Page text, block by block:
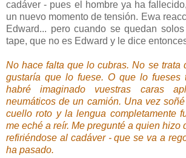
cadáver - pues el hombre ya ha
un nuevo momento de tensión. Ewa
Edward... pero cuando se quedan
tape, que no es Edward y le dice
No hace falta que lo cubras. No se trata
gustaría que lo fuese. O que lo fueses
habré imaginado vuestras caras
neumáticos de un camión. Una vez
cuello roto y la lengua completamente
me eché a reír. Me pregunté a quien hizo
refiriéndose al cadáver - que se va a
ha pasado.